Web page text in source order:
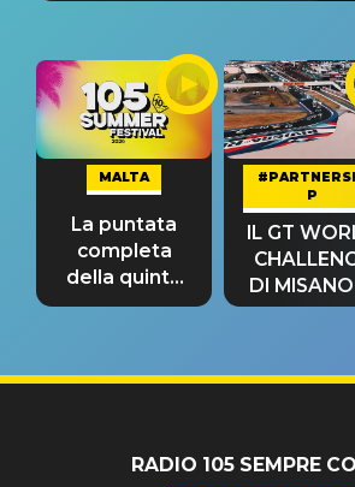
MALTA
La puntata
completa
della quinta
tappa
P
IL GT
DI
RADIO 105 SEMPRE